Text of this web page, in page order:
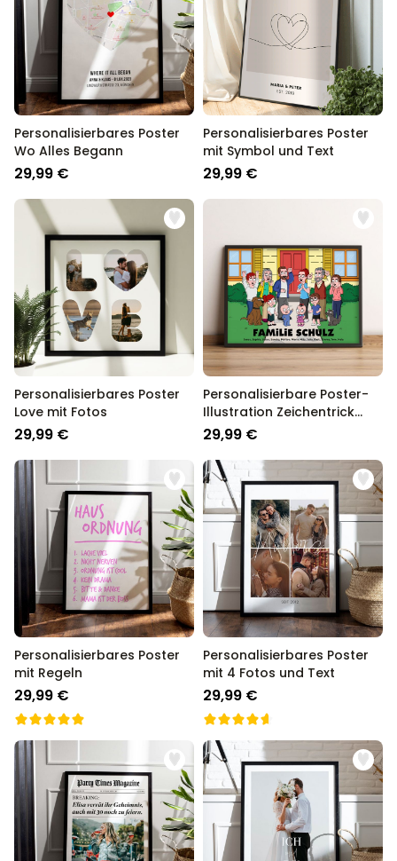
Personalisierbares Poster
Wo Alles Begann
29,99 €
Personalisierbares Poster
mit Symbol und Text
29,99 €
Personalisierbares Poster
Love mit Fotos
29,99 €
Personalisierbare Poster-
Illustration Zeichentrick
Familie
29,99 €
Personalisierbares Poster
mit Regeln
29,99 €
Personalisierbares Poster
mit 4 Fotos und Text
29,99 €